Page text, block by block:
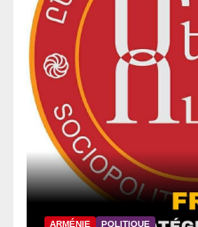
ARMÉNIE POLITIQUE